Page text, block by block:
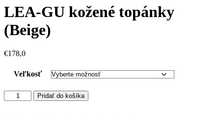
LEA-GU kožené topánky
(Beige)
€178,0
Veľkosť
množstvo
LEA-
Pridať do košíka